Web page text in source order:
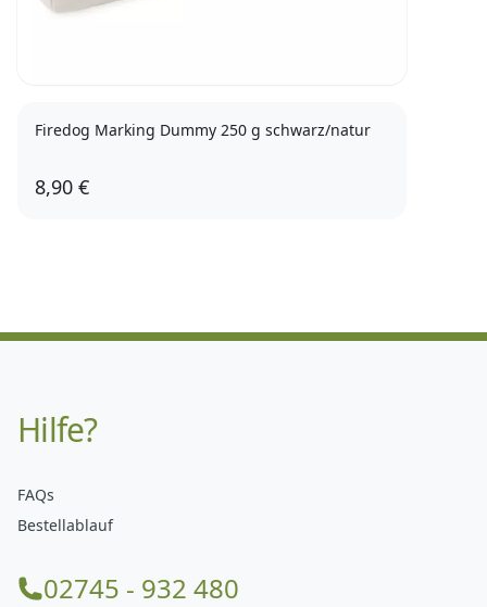
Firedog Marking Dummy 250 g schwarz/natur
8,90 €
Hilfe?
FAQs
Bestellablauf
02745 - 932 480